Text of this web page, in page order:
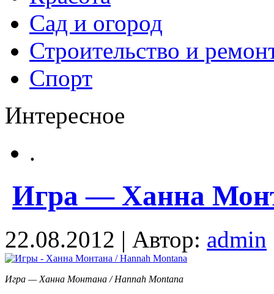
Сад и огород
Строительство и
Спорт
Интересное
.
Игра — Ханна
22.08.2012 | Автор: admin
Игра — Ханна Монтана / Hannah Montana